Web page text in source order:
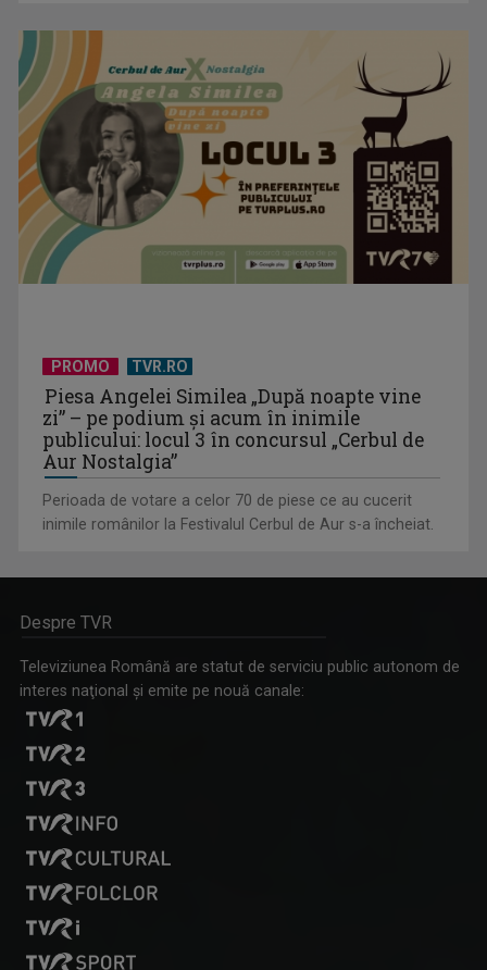
PROMO TVR.RO
Piesa Angelei Similea „După noapte vine
zi” – pe podium şi acum în inimile
publicului: locul 3 în concursul „Cerbul de
Aur Nostalgia”
Perioada de votare a celor 70 de piese ce au cucerit
inimile românilor la Festivalul Cerbul de Aur s-a încheiat.
Despre TVR
Televiziunea Română are statut de serviciu public autonom de
interes naţional şi emite pe nouă canale: